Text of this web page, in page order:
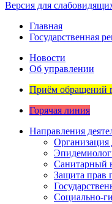
Версия для
Главная
Государственная
Новости
Об управлении
Приём обращений
Горячая линия
Направления
Организация
Санитарный
Защита прав
Социально-